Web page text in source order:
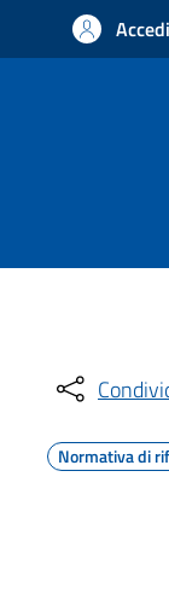
Normativa di